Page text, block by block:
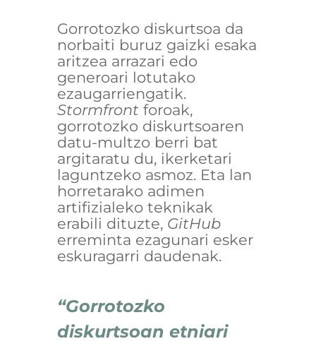
Gorrotozko diskurtsoa da
norbaiti buruz gaizki esaka
aritzea arrazari edo
generoari lotutako
ezaugarriengatik.
Stormfrontforoak,
gorrotozko diskurtsoaren
datu-multzo berri bat
argitaratu du, ikerketari
laguntzeko asmoz. Eta lan
horretarako adimen
artifizialeko teknikak
erabili dituzte, GitHub
erreminta ezagunari esker
eskuragarri daudenak.
“Gorrotozko
diskurtsoan etniari